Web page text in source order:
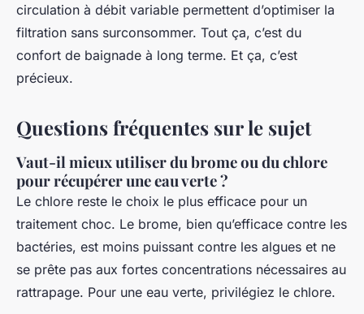
circulation à débit variable permettent d’optimiser la
filtration sans surconsommer. Tout ça, c’est du
confort de baignade à long terme. Et ça, c’est
précieux.
Questions fréquentes sur le sujet
Vaut-il mieux utiliser du brome ou du chlore
pour récupérer une eau verte ?
Le chlore reste le choix le plus efficace pour un
traitement choc. Le brome, bien qu’efficace contre les
bactéries, est moins puissant contre les algues et ne
se prête pas aux fortes concentrations nécessaires au
rattrapage. Pour une eau verte, privilégiez le chlore.